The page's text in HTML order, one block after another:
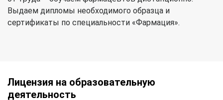
Выдаем дипломы необходимого образца и
сертификаты по специальности «Фармация».
Лицензия на образовательную
деятельность